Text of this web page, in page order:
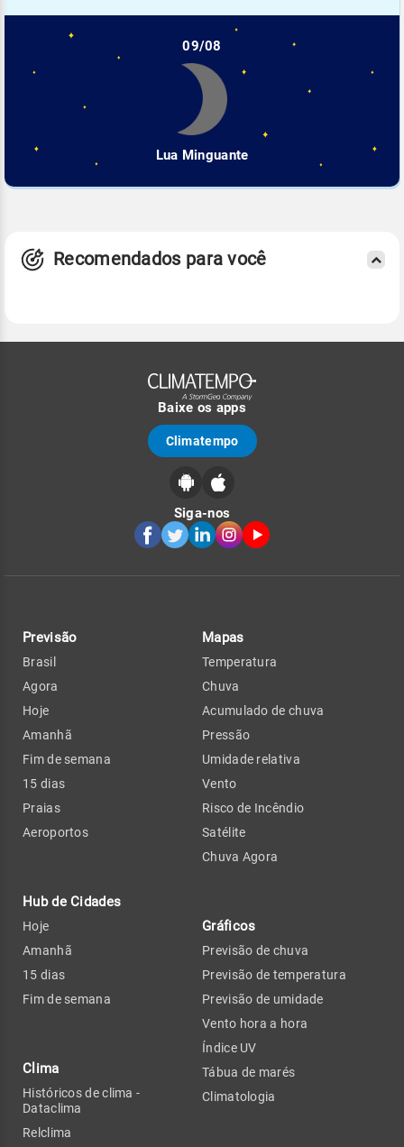
09/08
Lua Minguante
Recomendados para você
Baixe os apps
Climatempo
Siga-nos
Previsão
Brasil
Agora
Hoje
Amanhã
Fim de semana
15 dias
Praias
Aeroportos
Hub de Cidades
Hoje
Amanhã
15 dias
Fim de semana
Clima
Históricos de clima -
Dataclima
Relclima
Mapas
Temperatura
Chuva
Acumulado de chuva
Pressão
Umidade relativa
Vento
Risco de Incêndio
Satélite
Chuva Agora
Gráficos
Previsão de chuva
Previsão de temperatura
Previsão de umidade
Vento hora a hora
Índice UV
Tábua de marés
Climatologia